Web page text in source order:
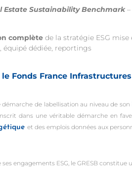
Estate Sustainability Benchmark–
complète de la stratégie ESG
équipé dédiée, reportings
Fonds France Infrastructures
de labellisation au niveau de son
dans une véritable démarche en
et des emplois données aux
engagements ESG, le GRESB